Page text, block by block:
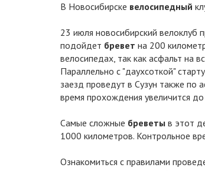
В Новосибирске велосипедный
23 июля новосибирский велоклуб
подойдет бревет на 200
велосипедах, так как асфальт на
Параллельно с "даухсоткой"
заезд проведут в Сузун также по
время прохождения увеличится
Самые сложные бреветы в этот
1000 километров. Контрольное
Ознакомиться с правилами